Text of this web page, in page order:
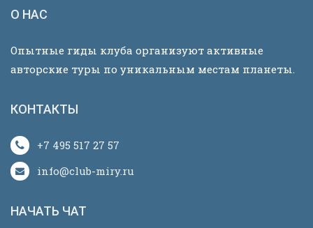
О НАС
Опытные гиды клуба организуют активные
авторские туры по уникальным местам планеты.
КОНТАКТЫ
+7 495 517 27 57
info@club-miry.ru
НАЧАТЬ ЧАТ